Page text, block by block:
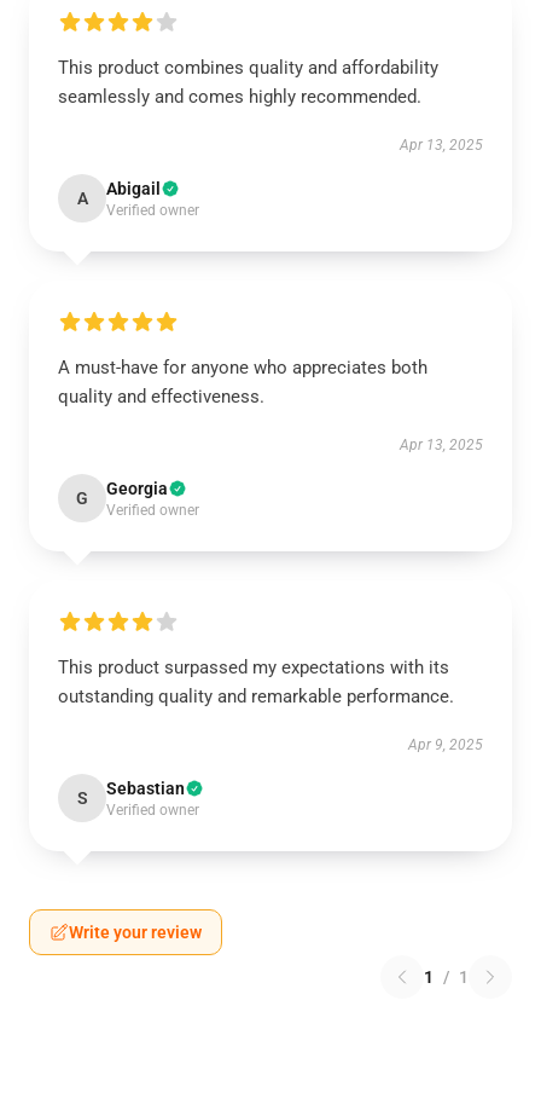
This product combines quality and affordability
seamlessly and comes highly recommended.
Apr 13, 2025
A Abigail
Verified owner
A must-have for anyone who appreciates both
quality and effectiveness.
Apr 13, 2025
G Georgia
Verified owner
This product surpassed my expectations with its
outstanding quality and remarkable performance.
Apr 9, 2025
S Sebastian
Verified owner
Write your review
1 / 1